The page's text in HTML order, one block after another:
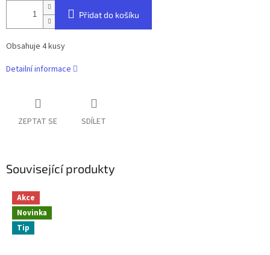
Přidat do košíku
Obsahuje 4 kusy
Detailní informace
ZEPTAT SE SDÍLET
Související produkty
Akce
Novinka
Tip